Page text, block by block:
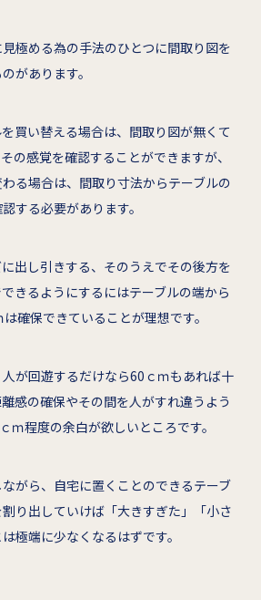
極める為の手法のひとつに間取り図を
があります。
買い替える場合は、間取り図が無くて
の感覚を確認することができますが、
る場合は、間取り寸法からテーブルの
する必要があります。
出し引きする、そのうえでその後方を
きるようにするにはテーブルの端から
確保できていることが理想です。
が回遊するだけなら60ｃｍもあれば十
感の確保やその間を人がすれ違うよう
ｍ程度の余白が欲しいところです。
がら、自宅に置くことのできるテーブ
り出していけば「大きすぎた」「小さ
極端に少なくなるはずです。